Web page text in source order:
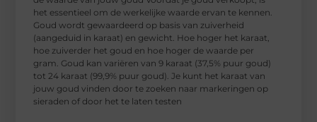
het essentieel om de werkelijke waarde ervan te kennen.
Goud wordt gewaardeerd op basis van zuiverheid
(aangeduid in karaat) en gewicht. Hoe hoger het karaat,
hoe zuiverder het goud en hoe hoger de waarde per
gram. Goud kan variëren van 9 karaat (37,5% puur goud)
tot 24 karaat (99,9% puur goud). Je kunt het karaat van
jouw goud vinden door te zoeken naar markeringen op
sieraden of door het te laten testen